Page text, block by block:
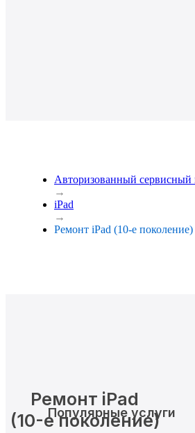
Авторизованный сервисный
→
iPad
→
Ремонт iPad (10-е поколение)
Ремонт iPad
(10-е поколение)
Популярные услуги